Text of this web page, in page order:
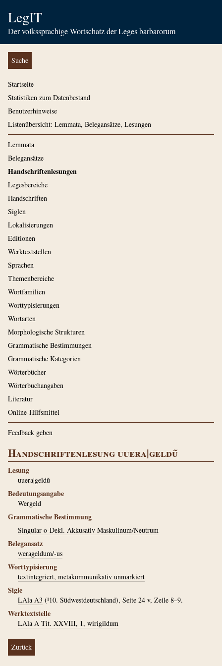
LegIT
Der volkssprachige Wortschatz der Leges barbarorum
Suche
Startseite
Statistiken zum Datenbestand
Benutzerhinweise
Listenübersicht: Lemmata, Belegansätze, Lesungen
Lemmata
Belegansätze
Handschriftenlesungen
Legesbereiche
Handschriften
Siglen
Lokalisierungen
Editionen
Werktextstellen
Sprachen
Themenbereiche
Wortfamilien
Worttypisierungen
Wortarten
Morphologische Strukturen
Grammatische Bestimmungen
Grammatische Kategorien
Wörterbücher
Wörterbuchangaben
Literatur
Online-Hilfsmittel
Feedback geben
Handschriftenlesung uuera|geldũ
Lesung
uuera|geldũ
Bedeutungsangabe
Wergeld
Grammatische Bestimmung
Singular o-Dekl. Akkusativ Maskulinum/Neutrum
Belegansatz
werageldum/-us
Worttypisierung
textintegriert, metakommunikativ unmarkiert
Sigle
LAla A3 (¹10. Südwestdeutschland), Seite 24 v, Zeile 8–9.
Werktextstelle
LAla A Tit. XXVIII, 1, wirigildum
Zurück